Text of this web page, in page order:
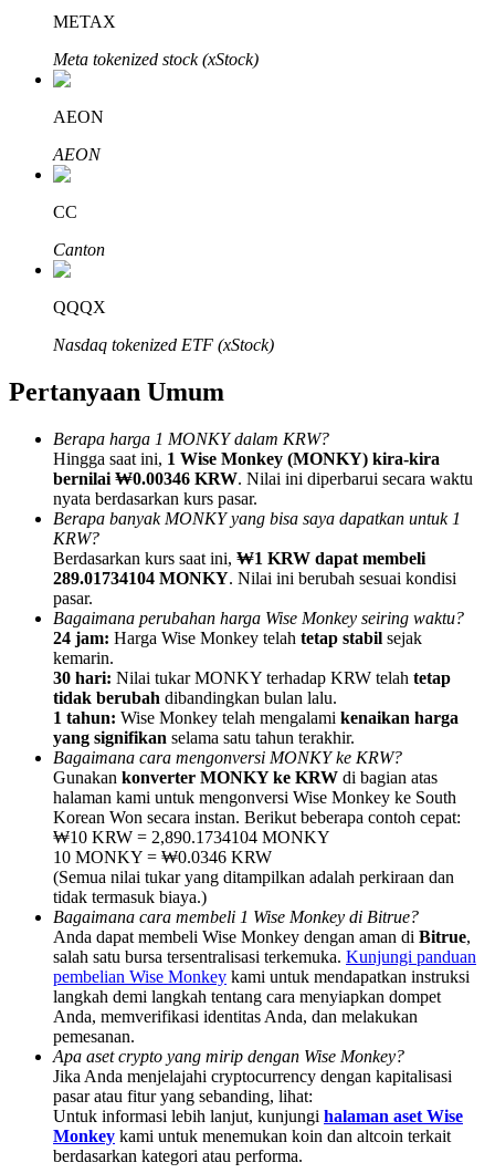
Mitra Bitrue
Afiliasi Bitrue
Referensi
Undang teman untuk mendapatkan imbalan tunai
BTC Welcome Rewards
BTC Welcome Rewards
Deposit & Trade BTC to Share 25000 USDT prize pool!
Deposit CASHCAT & Win
Share 500000 CASHCAT prize pool
Exclusive for BitMart Users
Register & Trade to Win 500,000 USDT
METAX
Meta tokenized stock (xStock)
AEON
AEON
CC
Canton
QQQX
Nasdaq tokenized ETF (xStock)
Pertanyaan Umum
Berapa harga 1 MONKY dalam KRW?
Hingga saat ini, 1 Wise Monkey (MONKY) kira-kira
bernilai ₩0.00346 KRW. Nilai ini diperbarui secara waktu
nyata berdasarkan kurs pasar.
Berapa banyak MONKY yang bisa saya dapatkan untuk 1
KRW?
Berdasarkan kurs saat ini, ₩1 KRW dapat membeli
289.01734104 MONKY. Nilai ini berubah sesuai kondisi
pasar.
Bagaimana perubahan harga Wise Monkey seiring waktu?
24 jam: Harga Wise Monkey telah tetap stabil sejak
kemarin.
30 hari: Nilai tukar MONKY terhadap KRW telah tetap
tidak berubah dibandingkan bulan lalu.
1 tahun: Wise Monkey telah mengalami kenaikan harga
yang signifikan selama satu tahun terakhir.
Bagaimana cara mengonversi MONKY ke KRW?
Gunakan konverter MONKY ke KRW di bagian atas
halaman kami untuk mengonversi Wise Monkey ke South
Korean Won secara instan. Berikut beberapa contoh cepat:
₩10 KRW = 2,890.1734104 MONKY
10 MONKY = ₩0.0346 KRW
(Semua nilai tukar yang ditampilkan adalah perkiraan dan
tidak termasuk biaya.)
Bagaimana cara membeli 1 Wise Monkey di Bitrue?
Anda dapat membeli Wise Monkey dengan aman di Bitrue,
salah satu bursa tersentralisasi terkemuka. Kunjungi panduan
pembelian Wise Monkey kami untuk mendapatkan instruksi
langkah demi langkah tentang cara menyiapkan dompet
Anda, memverifikasi identitas Anda, dan melakukan
pemesanan.
Apa aset crypto yang mirip dengan Wise Monkey?
Jika Anda menjelajahi cryptocurrency dengan kapitalisasi
pasar atau fitur yang sebanding, lihat:
Untuk informasi lebih lanjut, kunjungi halaman aset Wise
Monkey kami untuk menemukan koin dan altcoin terkait
berdasarkan kategori atau performa.